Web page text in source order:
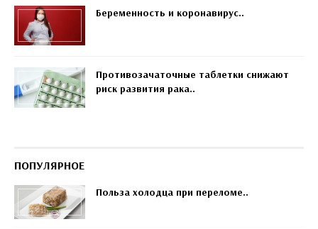
Беременность и коронавирус..
Противозачаточные таблетки снижают
риск развития рака..
ПОПУЛЯРНОЕ
Польза холодца при переломе..